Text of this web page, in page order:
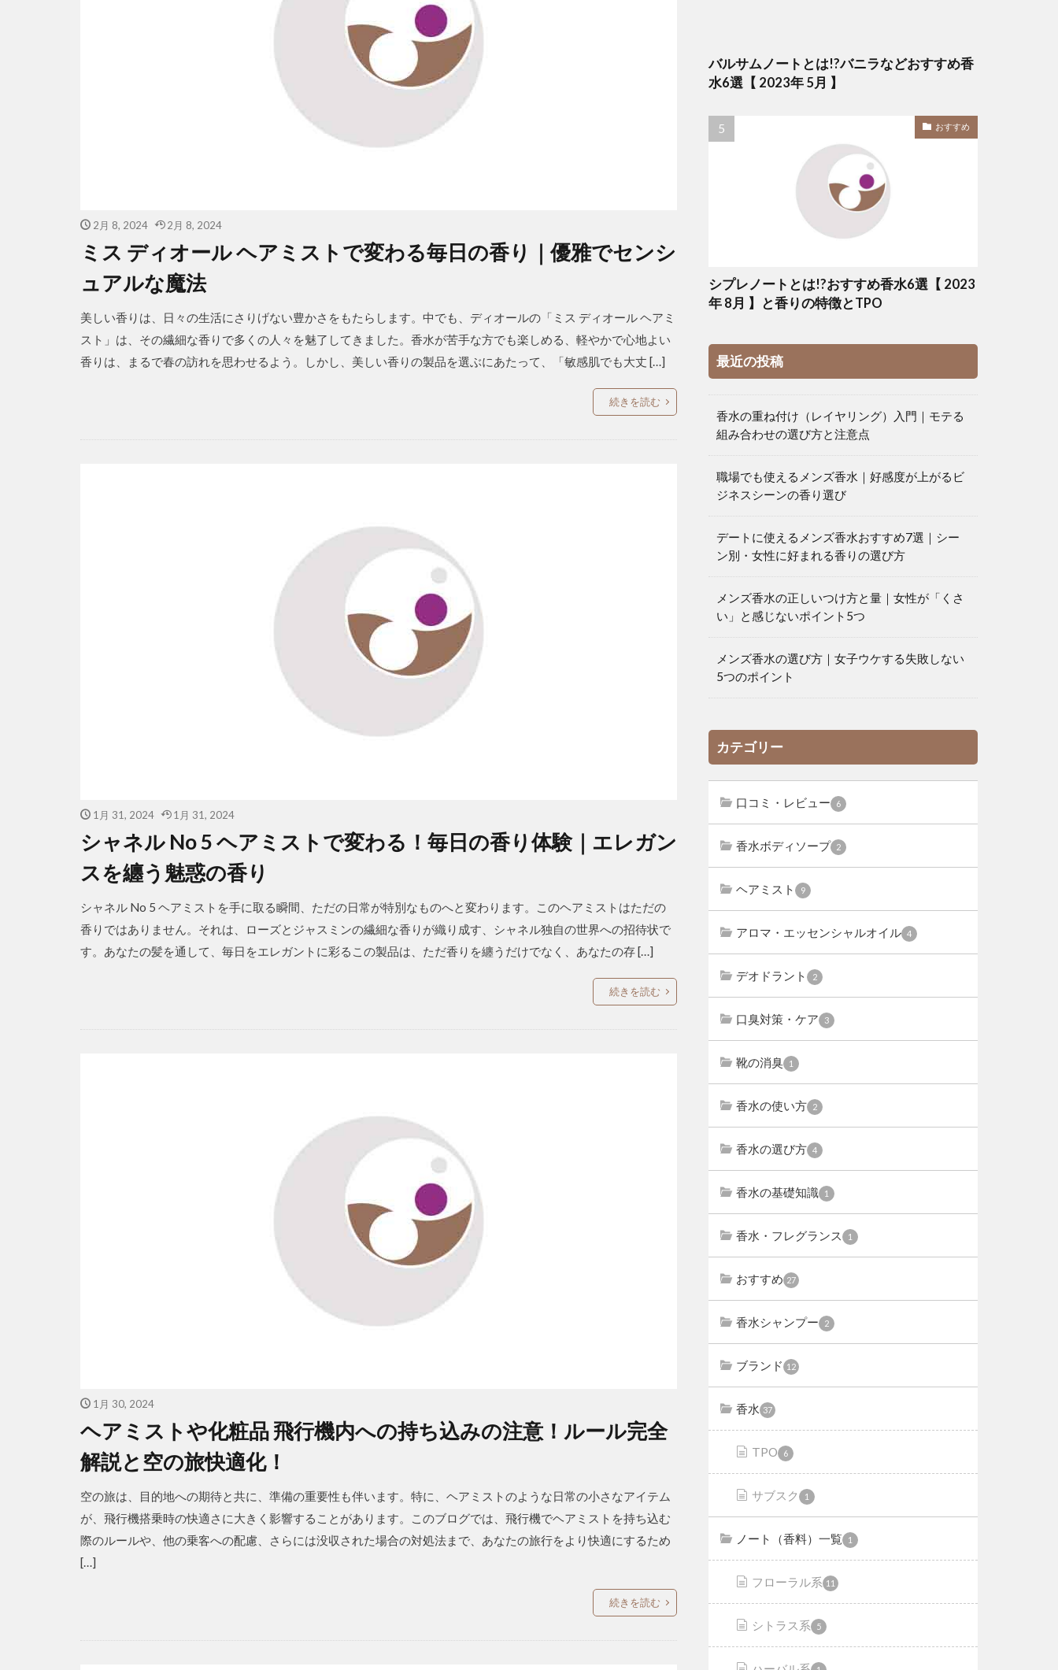
2月 8, 2024 2月 8, 2024
ミス ディオール ヘアミストで変わる毎日の香り｜優雅でセンシ
ュアルな魔法
美しい香りは、日々の生活にさりげない豊かさをもたらします。中でも、ディオールの「ミス ディオール ヘアミ
スト」は、その繊細な香りで多くの人々を魅了してきました。香水が苦手な方でも楽しめる、軽やかで心地よい
香りは、まるで春の訪れを思わせるよう。しかし、美しい香りの製品を選ぶにあたって、「敏感肌でも大丈 […]
続きを読む
1月 31, 2024 1月 31, 2024
シャネル No 5 ヘアミストで変わる！毎日の香り体験｜エレガン
スを纏う魅惑の香り
シャネル No 5 ヘアミストを手に取る瞬間、ただの日常が特別なものへと変わります。このヘアミストはただの
香りではありません。それは、ローズとジャスミンの繊細な香りが織り成す、シャネル独自の世界への招待状で
す。あなたの髪を通して、毎日をエレガントに彩るこの製品は、ただ香りを纏うだけでなく、あなたの存 […]
続きを読む
1月 30, 2024
ヘアミストや化粧品 飛行機内への持ち込みの注意！ルール完全
解説と空の旅快適化！
空の旅は、目的地への期待と共に、準備の重要性も伴います。特に、ヘアミストのような日常の小さなアイテム
が、飛行機搭乗時の快適さに大きく影響することがあります。このブログでは、飛行機でヘアミストを持ち込む
際のルールや、他の乗客への配慮、さらには没収された場合の対処法まで、あなたの旅行をより快適にするため
[…]
続きを読む
バルサムノートとは!?バニラなどおすすめ香
水6選【 2023年 5月 】
おすすめ
シプレノートとは!?おすすめ香水6選【 2023
年 8月 】と香りの特徴とTPO
最近の投稿
香水の重ね付け（レイヤリング）入門｜モテる
組み合わせの選び方と注意点
職場でも使えるメンズ香水｜好感度が上がるビ
ジネスシーンの香り選び
デートに使えるメンズ香水おすすめ7選｜シー
ン別・女性に好まれる香りの選び方
メンズ香水の正しいつけ方と量｜女性が「くさ
い」と感じないポイント5つ
メンズ香水の選び方｜女子ウケする失敗しない
5つのポイント
カテゴリー
口コミ・レビュー 6
香水ボディソープ 2
ヘアミスト 9
アロマ・エッセンシャルオイル 4
デオドラント 2
口臭対策・ケア 3
靴の消臭 1
香水の使い方 2
香水の選び方 4
香水の基礎知識 1
香水・フレグランス 1
おすすめ 27
香水シャンプー 2
ブランド 12
香水 37
TPO 6
サブスク 1
ノート（香料）一覧 1
フローラル系 11
シトラス系 5